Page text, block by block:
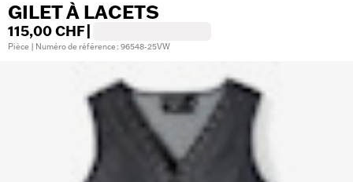
GILET À LACETS
115,00 CHF
Pièce | Numéro de référence : 96548-25VW